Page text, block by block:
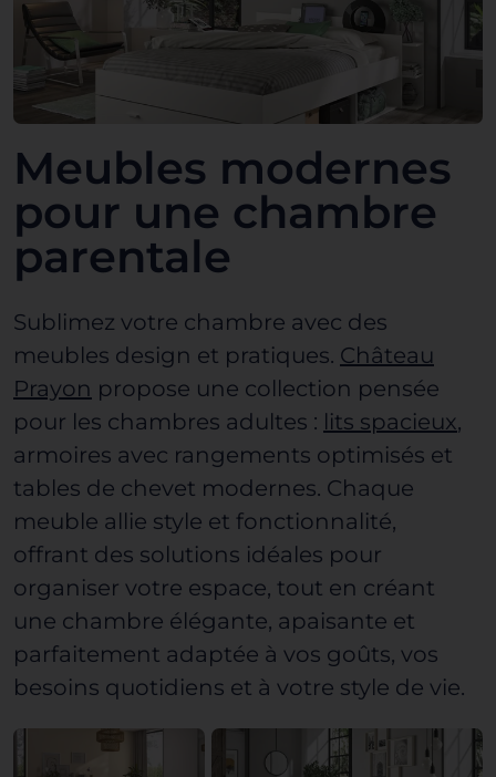
Meubles modernes
pour une chambre
parentale
Sublimez votre chambre avec des
meubles design et pratiques. Château
Prayon propose une collection pensée
pour les chambres adultes : lits spacieux,
armoires avec rangements optimisés et
tables de chevet modernes. Chaque
meuble allie style et fonctionnalité,
offrant des solutions idéales pour
organiser votre espace, tout en créant
une chambre élégante, apaisante et
parfaitement adaptée à vos goûts, vos
besoins quotidiens et à votre style de vie.